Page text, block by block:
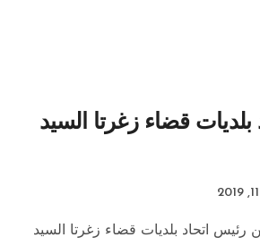
بلديات قضاء زغرتا السيد